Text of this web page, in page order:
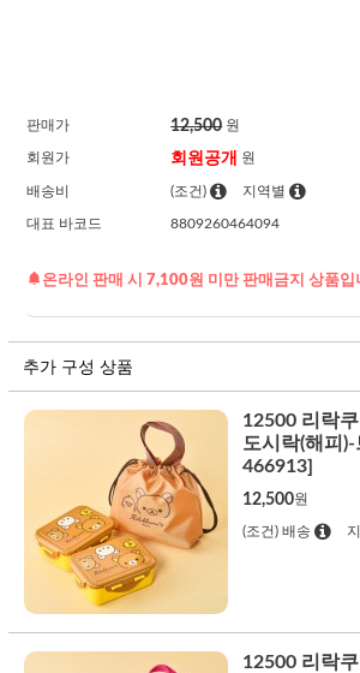
판매가 12,500원
회원가 회원공개 원
배송비 (조건) 지역별
대표 바코드 8809260464094
온라인 판매 시 7,100원 미만 판매금지 상품입
추가 구성 상품
12500 리락
도시락(해피
466913]
12,500원
(조건) 배송
12500 리락